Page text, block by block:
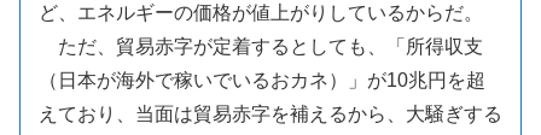
ど、エネルギーの価格が値上がりしているからだ。
ただ、貿易赤字が定着するとしても、「所得収支
（日本が海外で稼いでいるおカネ）」が10兆円を超
えており、当面は貿易赤字を補えるから、大騒ぎする